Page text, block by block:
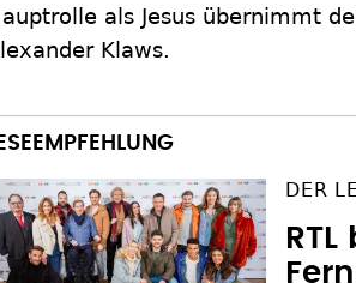
als Jesus übernimmt
Klaws.
DER